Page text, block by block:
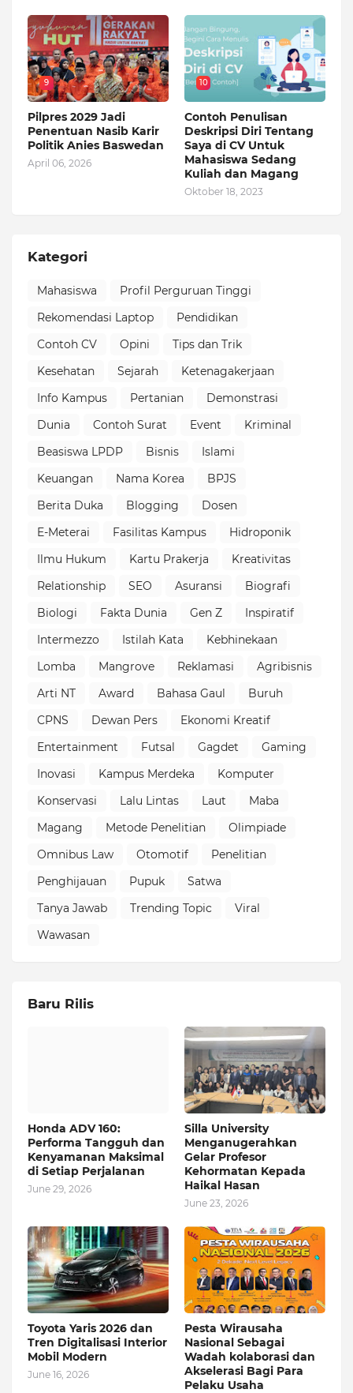
9
Pilpres 2029 Jadi
Penentuan Nasib Karir
Politik Anies Baswedan
April 06, 2026
10
Contoh Penulisan
Deskripsi Diri Tentang
Saya di CV Untuk
Mahasiswa Sedang
Kuliah dan Magang
Oktober 18, 2023
Kategori
Mahasiswa
Profil Perguruan Tinggi
Rekomendasi Laptop
Pendidikan
Contoh CV
Opini
Tips dan Trik
Kesehatan
Sejarah
Ketenagakerjaan
Info Kampus
Pertanian
Demonstrasi
Dunia
Contoh Surat Event
Kriminal
Beasiswa LPDP
Bisnis
Islami
Keuangan
Nama Korea
BPJS
Berita Duka
Blogging
Dosen
E-Meterai
Fasilitas Kampus
Hidroponik
Ilmu Hukum
Kartu Prakerja
Kreativitas
Relationship
SEO Asuransi
Biografi
Biologi
Fakta Dunia Gen Z
Inspiratif
Intermezzo
Istilah Kata
Kebhinekaan
Lomba
Mangrove Reklamasi
Agribisnis
Arti NT
Award Bahasa Gaul
Buruh
CPNS
Dewan Pers
Ekonomi Kreatif
Entertainment
Futsal Gagdet
Gaming
Inovasi
Kampus Merdeka
Komputer
Konservasi
Lalu Lintas Laut
Maba
Magang
Metode Penelitian
Olimpiade
Omnibus Law
Otomotif
Penelitian
Penghijauan
Pupuk
Satwa
Tanya Jawab
Trending Topic
Viral
Wawasan
Baru Rilis
Honda ADV 160:
Performa Tangguh dan
Kenyamanan Maksimal
di Setiap Perjalanan
June 29, 2026
Silla University
Menganugerahkan
Gelar Profesor
Kehormatan Kepada
Haikal Hasan
June 23, 2026
Toyota Yaris 2026 dan
Tren Digitalisasi Interior
Mobil Modern
June 16, 2026
Pesta Wirausaha
Nasional Sebagai
Wadah kolaborasi dan
Akselerasi Bagi Para
Pelaku Usaha